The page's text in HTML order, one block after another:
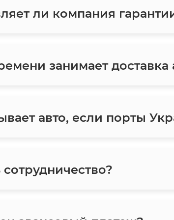
ли компания
занимает
авто, если порты
сотрудничество?